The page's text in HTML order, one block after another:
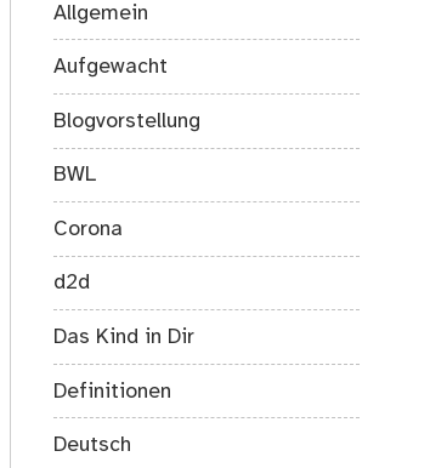
Allgemein
Aufgewacht
Blogvorstellung
BWL
Corona
d2d
Das Kind in Dir
Definitionen
Deutsch